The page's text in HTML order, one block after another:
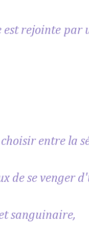
est rejointe par
entre la
de se venger
sanguinaire,